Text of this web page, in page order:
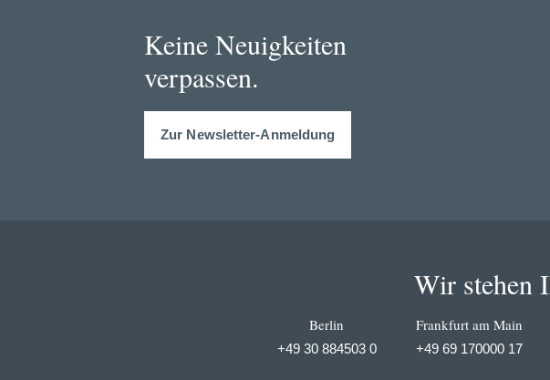
Keine Neuigkeiten
verpassen.
Zur Newsletter-Anmeldung
Wir stehen
Berlin
+49 30 884503 0
Frankfurt am Main
+49 69 170000 17